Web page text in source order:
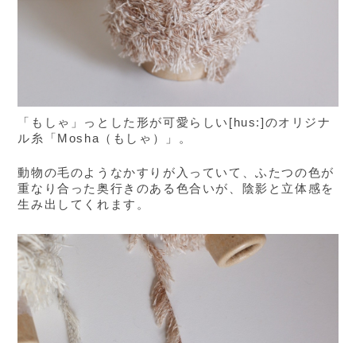
「もしゃ」っとした形が可愛らしい[hus:]のオリジナ
ル糸「Mosha（もしゃ）」。
動物の毛のようなかすりが入っていて、ふたつの色が
重なり合った奥行きのある色合いが、陰影と立体感を
生み出してくれます。